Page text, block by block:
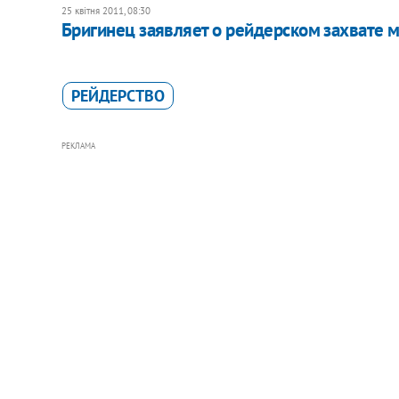
25 квітня 2011, 08:30
Бригинец заявляет о рейдерском захвате
РЕЙДЕРСТВО
РЕКЛАМА